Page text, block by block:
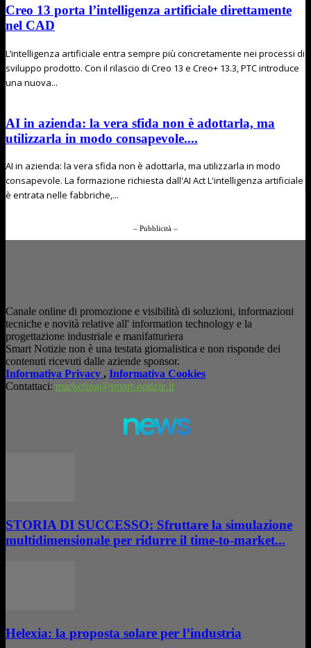
Creo 13 porta l’intelligenza artificiale direttamente
nel CAD
L’intelligenza artificiale entra sempre più concretamente nei processi di
sviluppo prodotto. Con il rilascio di Creo 13 e Creo+ 13.3, PTC introduce
una nuova...
AI in azienda: la vera sfida non è adottarla, ma
utilizzarla in modo consapevole....
AI in azienda: la vera sfida non è adottarla, ma utilizzarla in modo
consapevole. La formazione richiesta dall'AI Act L'intelligenza artificiale
è entrata nelle fabbriche,...
– Pubblicità –
Canale online di promozione e visibilità di soluzioni, informazioni
tecniche e novità relative all' information technology e la
progettazione industriale e manifatturiera
Smart Notizie non è una testata giornalistica e non risponde dei
contenuti ricevuti dalle aziende sponsor.
Informativa Privacy , Informativa Cookies
Contattaci: marketing@smart-notizie.it
news
STORIA DI SUCCESSO: Sfruttare la simulazione
multidimensionale per ridurre il time-to-market...
Helexia: la proposta solare per l’industria